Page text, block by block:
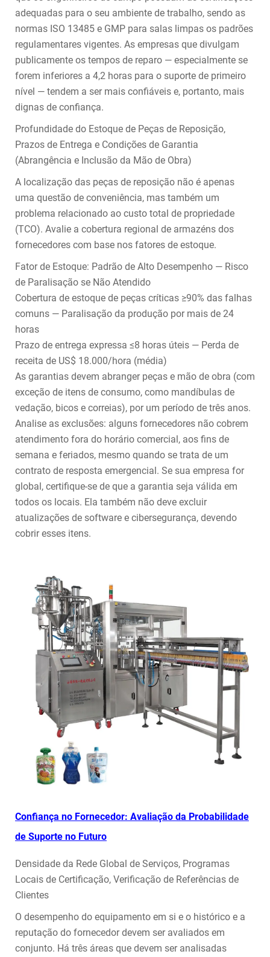
adequadas para o seu ambiente de trabalho, sendo as
normas ISO 13485 e GMP para salas limpas os padrões
regulamentares vigentes. As empresas que divulgam
publicamente os tempos de reparo — especialmente se
forem inferiores a 4,2 horas para o suporte de primeiro
nível — tendem a ser mais confiáveis e, portanto, mais
dignas de confiança.
Profundidade do Estoque de Peças de Reposição,
Prazos de Entrega e Condições de Garantia
(Abrangência e Inclusão da Mão de Obra)
A localização das peças de reposição não é apenas
uma questão de conveniência, mas também um
problema relacionado ao custo total de propriedade
(TCO). Avalie a cobertura regional de armazéns dos
fornecedores com base nos fatores de estoque.
Fator de Estoque: Padrão de Alto Desempenho — Risco
de Paralisação se Não Atendido
Cobertura de estoque de peças críticas ≥90% das falhas
comuns — Paralisação da produção por mais de 24
horas
Prazo de entrega expressa ≤8 horas úteis — Perda de
receita de US$ 18.000/hora (média)
As garantias devem abranger peças e mão de obra (com
exceção de itens de consumo, como mandíbulas de
vedação, bicos e correias), por um período de três anos.
Analise as exclusões: alguns fornecedores não cobrem
atendimento fora do horário comercial, aos fins de
semana e feriados, mesmo quando se trata de um
contrato de resposta emergencial. Se sua empresa for
global, certifique-se de que a garantia seja válida em
todos os locais. Ela também não deve excluir
atualizações de software e cibersegurança, devendo
cobrir esses itens.
Confiança no Fornecedor: Avaliação da Probabilidade
de Suporte no Futuro
Densidade da Rede Global de Serviços, Programas
Locais de Certificação, Verificação de Referências de
Clientes
O desempenho do equipamento em si e o histórico e a
reputação do fornecedor devem ser avaliados em
conjunto. Há três áreas que devem ser analisadas